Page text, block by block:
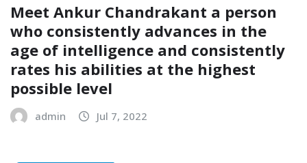
Meet Ankur Chandrakant a person
who consistently advances in the
age of intelligence and consistently
rates his abilities at the highest
possible level
admin Jul 7, 2022